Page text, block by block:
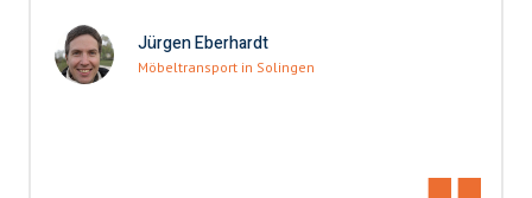
Jürgen Eberhardt
Möbeltransport in Solingen